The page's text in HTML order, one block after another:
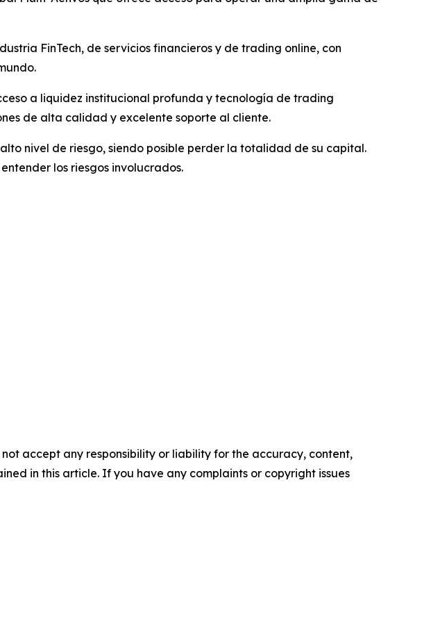
FinTech, de servicios financieros y de trading online, con
a liquidez institucional profunda y tecnología de trading
de alta calidad y excelente soporte al cliente.
nivel de riesgo, siendo posible perder la totalidad de su capital.
los riesgos involucrados.
accept any responsibility or liability for the accuracy, content,
in this article. If you have any complaints or copyright issues